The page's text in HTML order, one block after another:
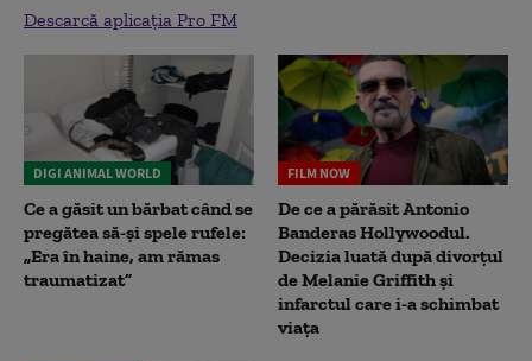
Descarcă aplicația Pro FM
DIGI ANIMAL WORLD
Ce a găsit un bărbat când se
pregătea să-și spele rufele:
„Era în haine, am rămas
traumatizat”
FILM NOW
De ce a părăsit Antonio
Banderas Hollywoodul.
Decizia luată după divorțul
de Melanie Griffith și
infarctul care i-a schimbat
viața